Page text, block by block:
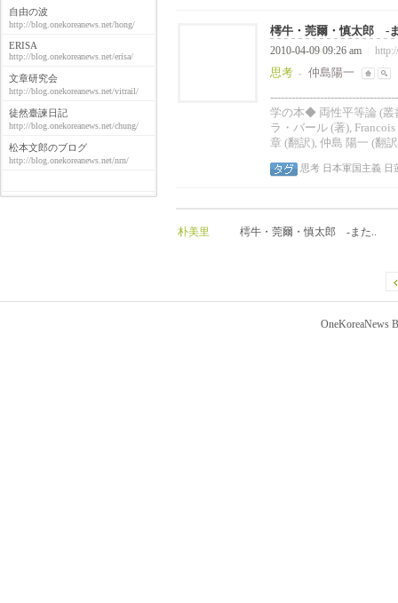
自由の波
http://blog.onekoreanews.net/hong/
ERISA
http://blog.onekoreanews.net/erisa/
文章研究会
http://blog.onekoreanews.net/vitrail/
徒然臺諫日記
http://blog.onekoreanews.net/chung/
松本文郎のブログ
http://blog.onekoreanews.net/nrn/
樗牛・莞爾・慎太郎 -
2010-04-09 09:26 am
思考 -
仲島陽一
学の本◆ 両性平等論 (叢
ラ・バール (著),
章 (翻訳), 仲島 陽一 (翻
思考 日本軍国主義 日
朴美里 樗牛・莞爾・慎太郎 -また..
OneKoreaNews